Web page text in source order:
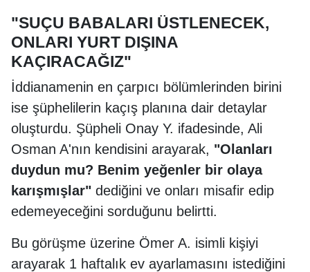
"SUÇU BABALARI ÜSTLENECEK,
ONLARI YURT DIŞINA
KAÇIRACAĞIZ"
İddianamenin en çarpıcı bölümlerinden birini
ise şüphelilerin kaçış planına dair detaylar
oluşturdu. Şüpheli Onay Y. ifadesinde, Ali
Osman A'nın kendisini arayarak, "Olanları
duydun mu? Benim yeğenler bir olaya
karışmışlar" dediğini ve onları misafir edip
edemeyeceğini sorduğunu belirtti.
Bu görüşme üzerine Ömer A. isimli kişiyi
arayarak 1 haftalık ev ayarlamasını istediğini